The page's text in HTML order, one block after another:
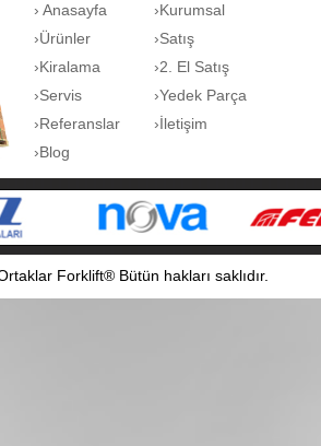
› Anasayfa
›Kurumsal
›Ürünler
›Satış
›Kiralama
›2. El Satış
›Servis
›Yedek Parça
›Referanslar
›İletişim
›Blog
Forklift® Bütün hakları saklıdır.